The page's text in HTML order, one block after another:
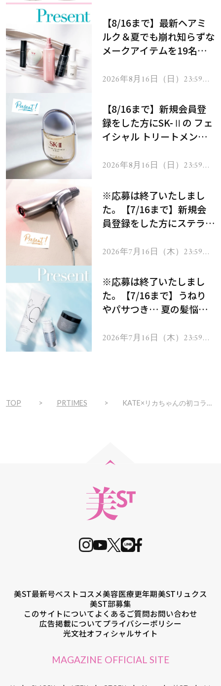
【8/16まで】最新ヘアミ
ルク＆夏でも崩れ知らずな
メークアイテムを19名様
2026年8月16日（日）23:59ま
【8/16まで】新規会員登
録をした方にSK-Ⅱの フェ
イシャル トリートメント
2026年8月16日（日）23:59ま
※応募は終了いたしまし
た。【7/16まで】新規会
員登録をした方にステラボ
ヘアドライヤー ジュエル
2026年7月16日（木）23:59ま
※応募は終了いたしまし
た。【7/16まで】うねり
やパサつき… 夏の髪悩み
ムを13名様にプレゼン
2026年7月16日（木）23:59ま
TOP PRTIMES KATE×リカちゃんの初コラボが実現！『KATE LICCA-Make My Color-』先行体験イベントを4月18日（金）Shibuya Sakura Stage 3Fイベントスペースにて開催！
美ST最新号ベストコスメ美容医療更年期美STリュクス
美ST部募集
このサイトについてよくあるご質問お問い合わせ
広告掲載についてプライバシーポリシー
光文社オフィシャルサイト
MAGAZINE OFFICIAL SITE